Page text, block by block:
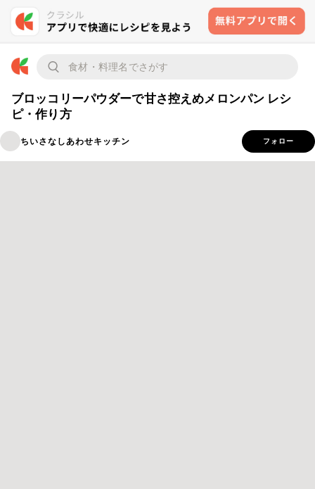
ブロッコリーパウダーで甘さ控えめメロンパン レシ
ピ・作り方
ちいさなしあわせキッチン フォロー